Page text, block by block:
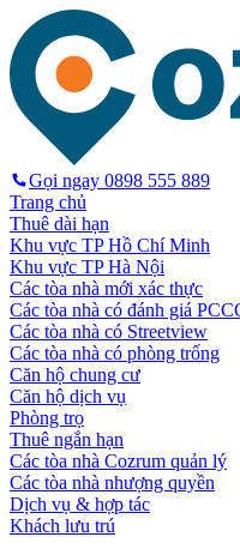
Gọi ngay 0898 555 889
Trang chủ
Thuê dài hạn
Khu vực TP Hồ Chí Minh
Khu vực TP Hà Nội
Các tòa nhà mới xác thực
Các tòa nhà có đánh giá
Các tòa nhà có Streetview
Các tòa nhà có phòng trống
Căn hộ chung cư
Căn hộ dịch vụ
Phòng trọ
Thuê ngắn hạn
Các tòa nhà Cozrum quản lý
Các tòa nhà nhượng quyền
Dịch vụ & hợp tác
Khách lưu trú